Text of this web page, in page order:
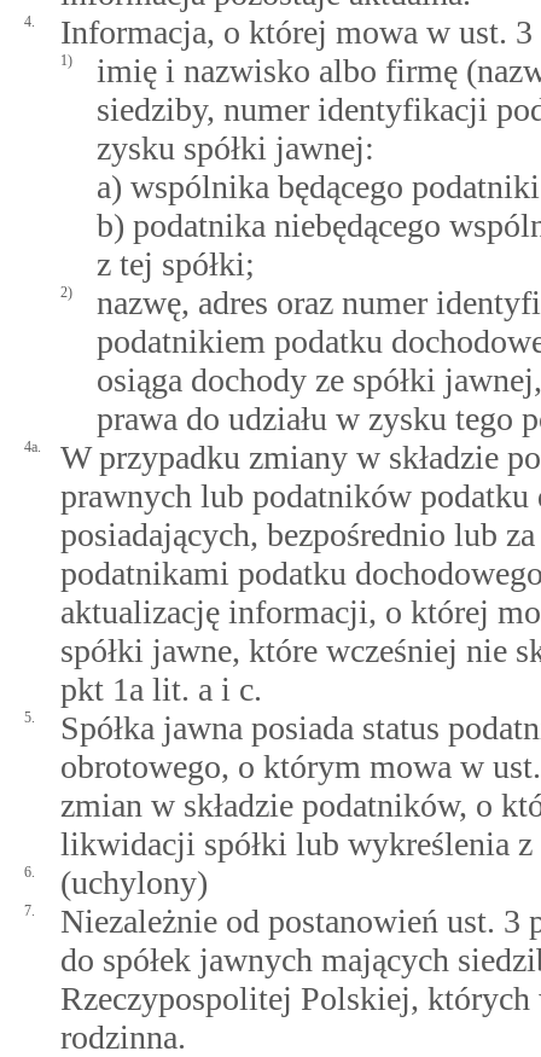
4. Informacja, o której mowa w ust.
1)
imię i nazwisko albo firmę
siedziby, numer identyfikacji
zysku spółki jawnej:
a) wspólnika będącego
b) podatnika niebędącego
z tej spółki;
2)
nazwę, adres oraz numer
podatnikiem podatku
osiąga dochody ze spółki
prawa do udziału w zysku tego
4a.
W przypadku zmiany w składzie
prawnych lub podatników
posiadających, bezpośrednio lub
podatnikami podatku
aktualizację informacji, o której
spółki jawne, które wcześniej nie
pkt 1a lit. a i c.
5.
Spółka jawna posiada status
obrotowego, o którym mowa w
zmian w składzie podatników, o
likwidacji spółki lub wykreślenia z
6. (uchylony)
7.
Niezależnie od postanowień ust. 3
do spółek jawnych mających
Rzeczypospolitej Polskiej,
rodzinna.